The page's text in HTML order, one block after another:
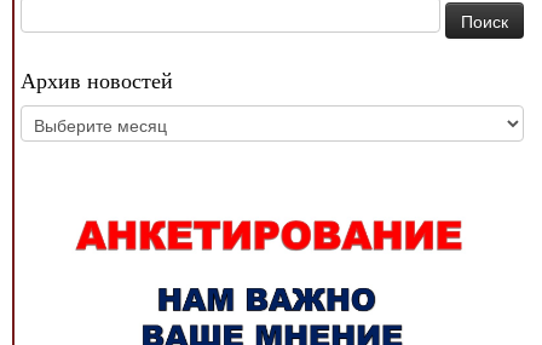
Архив новостей
Архив
новостей